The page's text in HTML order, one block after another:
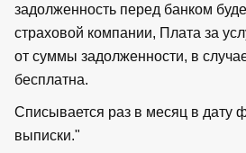
задолженность перед банком
страховой компании, Плата за
от суммы задолженности, в
бесплатна.
Списывается раз в месяц в дату
выписки."